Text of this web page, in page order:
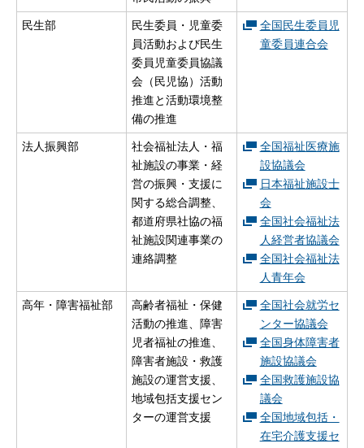
民生部
民生委員・児童委
員活動および民生
委員児童委員協議
会（民児協）活動
推進と活動環境整
備の推進
全国民生委員児
童委員連合会
法人振興部
社会福祉法人・福
祉施設の事業・経
営の振興・支援に
関する総合調整、
都道府県社協の福
祉施設関連事業の
連絡調整
全国福祉医療施
設協議会
日本福祉施設士
会
全国社会福祉法
人経営者協議会
全国社会福祉法
人青年会
高年・障害福祉部
高齢者福祉・保健
活動の推進、障害
児者福祉の推進、
障害者施設・救護
施設の運営支援、
地域包括支援セン
ターの運営支援
全国社会就労セ
ンター協議会
全国身体障害者
施設協議会
全国救護施設協
議会
全国地域包括・
在宅介護支援セ